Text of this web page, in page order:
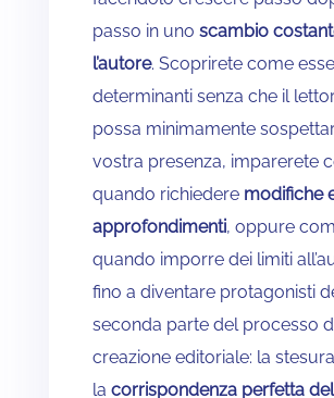
passo in uno scambio
l’autore. Scoprirete come
determinanti senza che il
possa minimamente
vostra presenza, imparerete
quando richiedere modifiche
approfondimenti, oppure
quando imporre dei limiti
fino a diventare protagonisti
seconda parte del processo
creazione editoriale: la
la corrispondenza perfetta